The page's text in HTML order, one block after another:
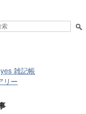
雑記帳
リー